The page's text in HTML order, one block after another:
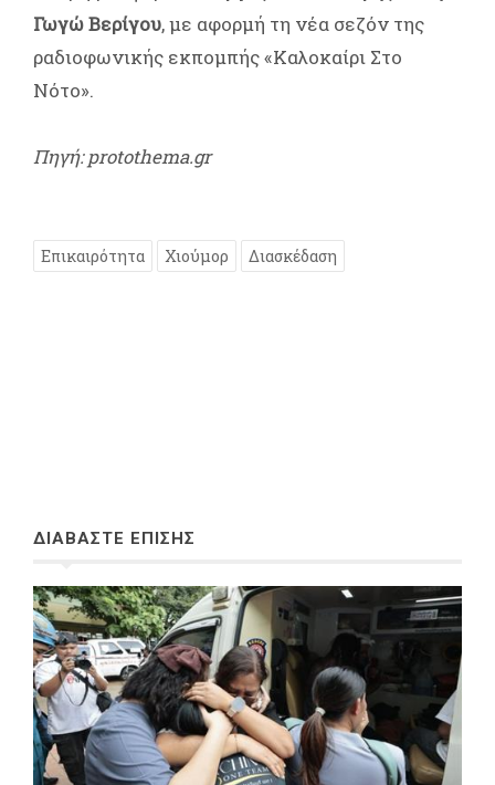
Γωγώ Βερίγου, με αφορμή τη νέα σεζόν της
ραδιοφωνικής εκπομπής «Καλοκαίρι Στο
Νότο».
Πηγή: protothema.gr
Επικαιρότητα Χιούμορ Διασκέδαση
ΔΙΑΒΑΣΤΕ ΕΠΙΣΗΣ